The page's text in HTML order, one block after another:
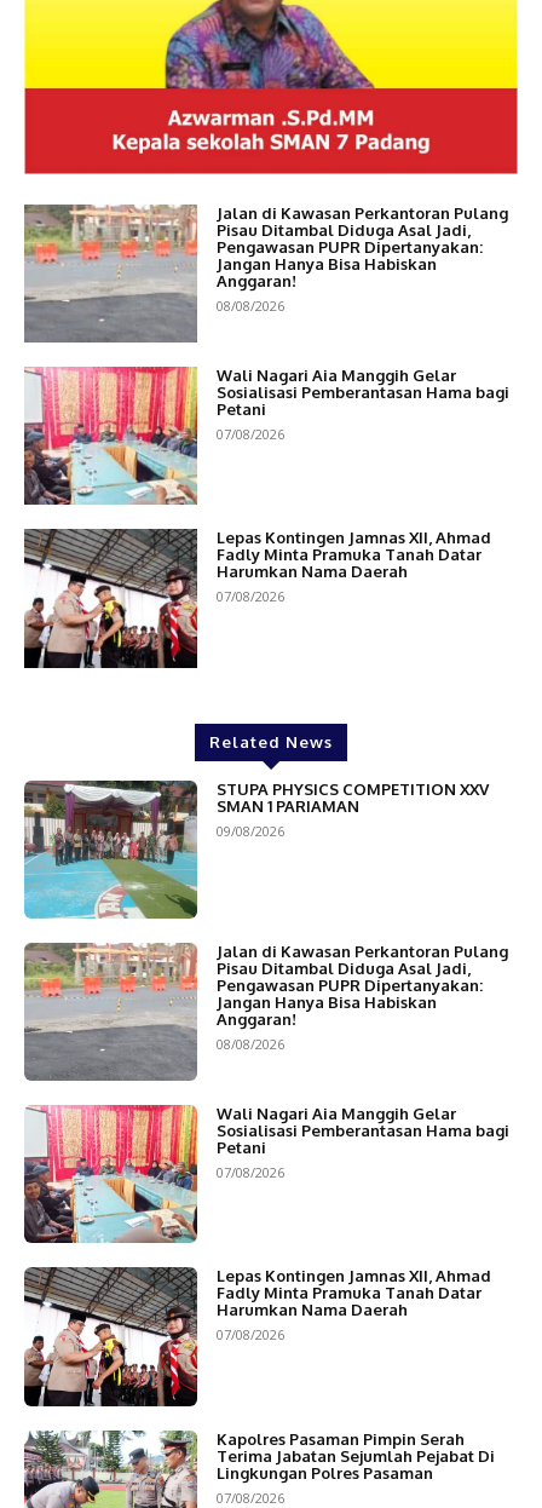
Jalan di Kawasan Perkantoran Pulang
Pisau Ditambal Diduga Asal Jadi,
Pengawasan PUPR Dipertanyakan:
Jangan Hanya Bisa Habiskan
Anggaran!
08/08/2026
Wali Nagari Aia Manggih Gelar
Sosialisasi Pemberantasan Hama bagi
Petani
07/08/2026
Lepas Kontingen Jamnas XII, Ahmad
Fadly Minta Pramuka Tanah Datar
Harumkan Nama Daerah
07/08/2026
Related News
STUPA PHYSICS COMPETITION XXV
SMAN 1 PARIAMAN
09/08/2026
Jalan di Kawasan Perkantoran Pulang
Pisau Ditambal Diduga Asal Jadi,
Pengawasan PUPR Dipertanyakan:
Jangan Hanya Bisa Habiskan
Anggaran!
08/08/2026
Wali Nagari Aia Manggih Gelar
Sosialisasi Pemberantasan Hama bagi
Petani
07/08/2026
Lepas Kontingen Jamnas XII, Ahmad
Fadly Minta Pramuka Tanah Datar
Harumkan Nama Daerah
07/08/2026
Kapolres Pasaman Pimpin Serah
Terima Jabatan Sejumlah Pejabat Di
Lingkungan Polres Pasaman
07/08/2026